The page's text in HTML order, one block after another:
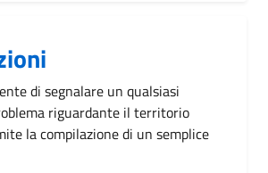
di segnalare un qualsiasi
riguardante il territorio
la compilazione di un semplice